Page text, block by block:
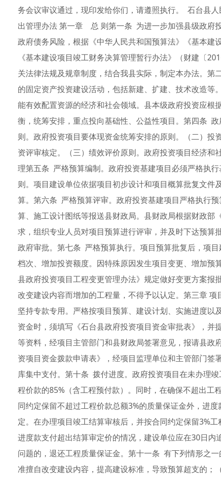
务会议审议通过，现印发给你们，请遵照执行。 石台
出管理办法 第一章 总 则第一条 为进一步加强县级政府
政府债务风险，根据《中华人民共和国预算法》《基本
《基本建设项目竣工财务决算管理暂行办法》（财建〔
关法律法规及规章制度，结合我县实际，制定本办法。
的固定资产投资建设活动，包括新建、扩建、技术改造
能有效配置资源的经济和社会领域。县本级政府投资应
衡，统筹安排，重点投向基础性、公益性项目。第四条
则。政府投资项目要体现资金统筹安排的原则。（二）
资评审核定。（三）绩效评价原则。政府投资项目经济
理第五条 严格预算编制。政府投资基建项目必须严格执
则。项目建设单位依据项目初步设计和项目概算批复文
算。第六条 严格预算评审。政府投资基建项目严格执行
算、施工设计图纸等报送县财政局。县财政局根据财政
求，组织专业人员对项目预算进行评审，并及时下达预
政府审批。第七条 严格预算执行。项目预算批复后，项
档次、增加投资额度。因特殊原因发生项目变更、增加
县政府投资项目工程变更管理办法》规定做好变更方案
改变建设内容而增加的工程量，不得予以认定。第三章
坚持专款专用。严格按项目预算、建设计划、实施进度
资金时，须填写《石台县政府投资项目资金审批表》，
等资料，经项目主管部门和县财政局签署意见，报请县
资项目资金拨款申请表》，经项目监理单位和主管部门
库集中支付。第十条 拨付进度。政府投资项目在未办理
程价款的85%（含工程预付款）。同时，在确保不超出
同约定保留不超过工程价款总额3%的质量保证金外，进
定。在办理项目竣工结算审核后，并按合同约定保留3%
进度款支付超出结算审定价的情况，建设单位应在30日
问题的，退还工程质量保证金。第十一条 有下列情形之
准擅自改变建设内容，提高建设标准，导致预算超支的